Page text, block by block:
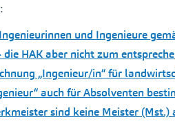
und Ingenieure
HAK aber nicht zum
„Ingenieur/in“ für
auch für Absolventen
sind keine Meister (Mst.)